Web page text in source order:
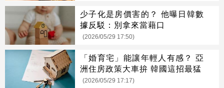
少子化是房價害的？ 他曝日韓數
據反駁：別拿來當藉口
(2026/05/29 17:50)
「婚育宅」能讓年輕人有感？ 亞
洲住房政策大車拚 韓國這招最猛
(2026/05/29 17:17)